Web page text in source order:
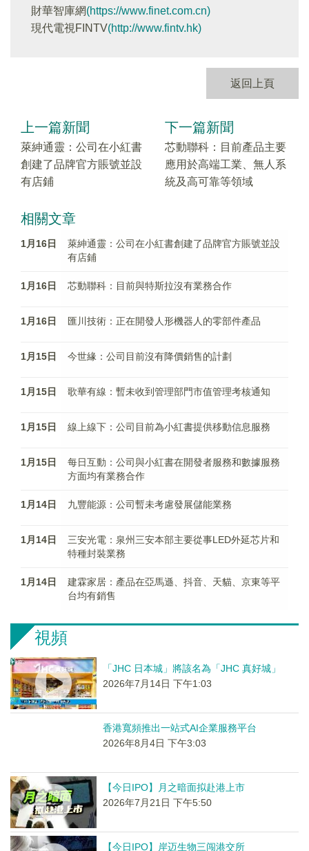
財華智庫網(https://www.finet.com.cn)
現代電視FINTV(http://www.fintv.hk)
返回上頁
上一篇新聞
萊紳通靈：公司在小紅書
創建了品牌官方賬號並設
有店鋪
下一篇新聞
芯動聯科：目前產品主要
應用於高端工業、無人系
統及高可靠等領域
相關文章
1月16日
萊紳通靈：公司在小紅書創建了品牌官方賬號並設
有店鋪
1月16日 芯動聯科：目前與特斯拉沒有業務合作
1月16日 匯川技術：正在開發人形機器人的零部件產品
1月15日 今世緣：公司目前沒有降價銷售的計劃
1月15日 歌華有線：暫未收到管理部門市值管理考核通知
1月15日 線上線下：公司目前為小紅書提供移動信息服務
1月15日
每日互動：公司與小紅書在開發者服務和數據服務
方面均有業務合作
1月14日 九豐能源：公司暫未考慮發展儲能業務
1月14日
三安光電：泉州三安本部主要從事LED外延芯片和
特種封裝業務
1月14日
建霖家居：產品在亞馬遜、抖音、天貓、京東等平
台均有銷售
視頻
「JHC 日本城」將該名為「JHC 真好城」
2026年7月14日 下午1:03
香港寬頻推出一站式AI企業服務平台
2026年8月4日 下午3:03
【今日IPO】月之暗面拟赴港上市
2026年7月21日 下午5:50
【今日IPO】岸迈生物三闯港交所